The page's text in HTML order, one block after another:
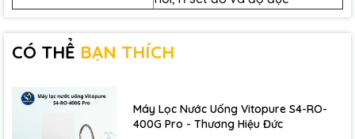
chuyển sang màu xanh
Mở lại van nước
Sau khi hoàn tất thay lõi lọc, xả nước trước khi sử dụng.
CÓ THỂ BẠN THÍCH
Máy Lọc Nước Uống Vitopure S4-RO-
400G Pro - Thương Hiệu Đức